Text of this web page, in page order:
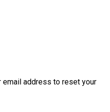
email address to reset your